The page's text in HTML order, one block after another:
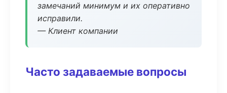
замечаний минимум и их оперативно
исправили.
— Клиент компании
Часто задаваемые вопросы